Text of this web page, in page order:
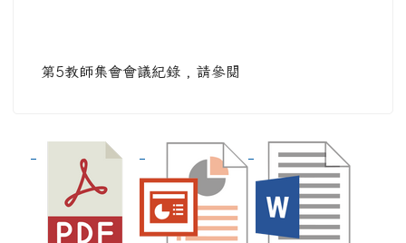
第5教師集會會議紀錄 , 請參閱